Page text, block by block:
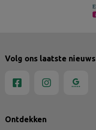
Ontdekken
Volg ons laatste nieuws